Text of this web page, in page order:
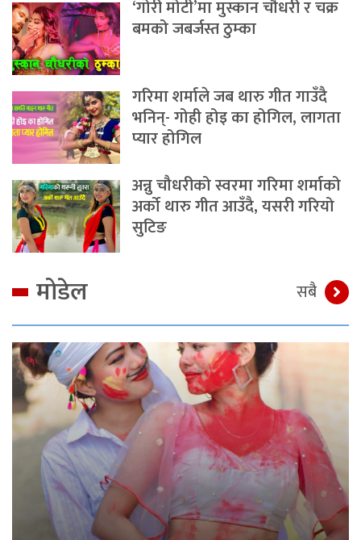
‘गोरी मोटी’मा मुस्कान चौधरी र चक्र
बमको जबर्जस्त ठुम्का
गरिमा शर्माले जब थारु गीत गाउँदै
भनिन्- गोही होइ का होगिल, लागता
प्यार होगिल
अन्नु चौधरीको स्वरमा गरिमा शर्माको
अर्को थारु गीत आउँदै, यसरी गरियो
सुटिङ
मोडेल सबै